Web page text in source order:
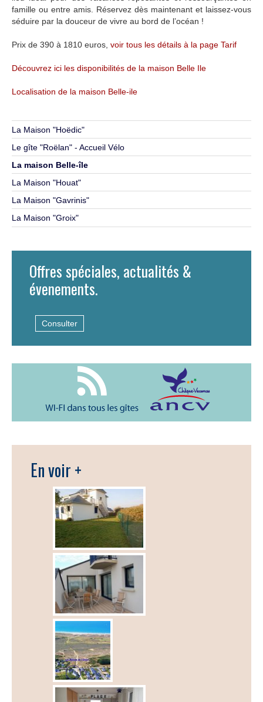
famille ou entre amis. Réservez dès maintenant et laissez-vous
séduire par la douceur de vivre au bord de l’océan !
Prix de 390 à 1810 euros, voir tous les détails à la page Tarif
Découvrez ici les disponibilités de la maison Belle Ile
Localisation de la maison Belle-ile
La Maison "Hoëdic"
Le gîte "Roëlan" - Accueil Vélo
La maison Belle-île
La Maison "Houat"
La Maison "Gavrinis"
La Maison "Groix"
Offres spéciales, actualités &
évenements.
Consulter
En voir +